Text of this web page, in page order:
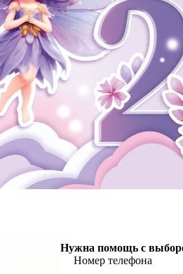
Нужна помощь с
Номер телефона